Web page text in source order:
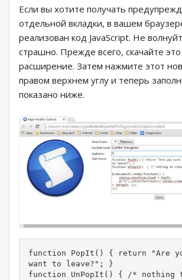
Если вы хотите получать
отдельной вкладки, в вашем
реализован код JavaScript. Не
страшно. Прежде всего, скачайте
расширение. Затем нажмите этот
правом верхнем углу и теперь
показано ниже.
function PopIt() { return "Are
want to leave?"; }
function UnPopIt() { /* nothing